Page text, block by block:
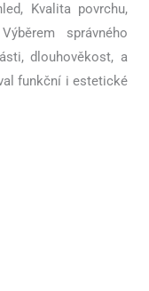
Kvalita povrchu,
správného
dlouhověkost, a
funkční i estetické